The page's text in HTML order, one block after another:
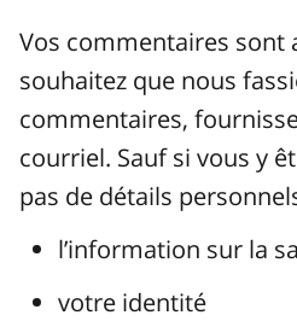
Vos commentaires sont
souhaitez que nous
commentaires,
courriel. Sauf si vous y
pas de détails
l’information sur la
votre identité